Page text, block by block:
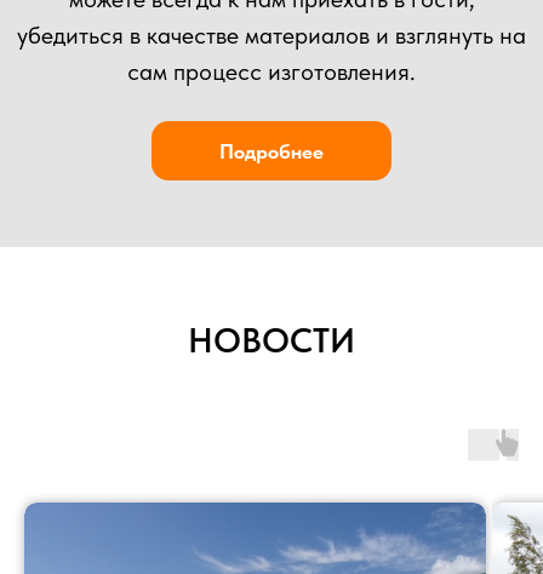
НОВОСТИ